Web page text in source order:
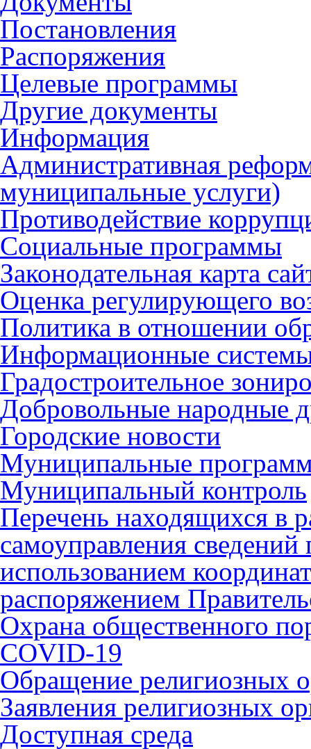
Постановления
Распоряжения
Целевые программы
Другие документы
Информация
Административная
муниципальные услуги)
Противодействие
Социальные программы
Законодательная карта
Оценка регулирующего
Политика в отношении
Информационные
Градостроительное
Добровольные народные
Городские новости
Муниципальные
Муниципальный контроль
Перечень находящихся в
самоуправления
использованием
распоряжением
Охрана общественного
COVID-19
Обращение религиозных
Заявления религиозных
Доступная среда